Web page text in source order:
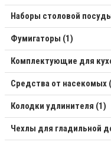
Наборы столовой
Фумигаторы (1)
Комплектующие для
Средства от насекомых
Колодки удлинителя (1)
Чехлы для гладильной